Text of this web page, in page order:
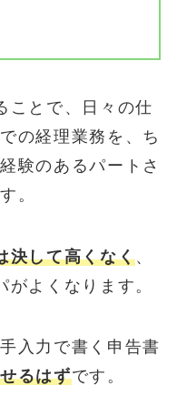
ことで、日々の仕
の経理業務を、ち
験のあるパートさ
。
決して高くなく、
よくなります。
入力で書く申告書
るはずです。